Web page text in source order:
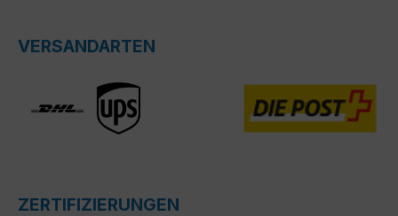
VERSANDARTEN
ZERTIFIZIERUNGEN